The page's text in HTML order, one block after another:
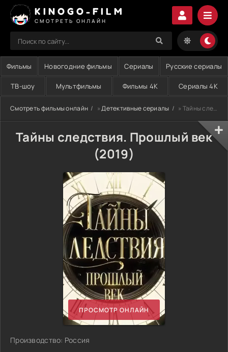
KINOGO-FILM
СМОТРЕТЬ ОНЛАЙН
Фильмы Новогодние фильмы Сериалы Русские сериалы
ТВ-шоу Мультфильмы Фильмы 4K Сериалы 4K
Смотреть фильмы онлайн »Детективные сериалы » Тайны следствия. Прошлый век (2019)
Тайны следствия. Прошлый век
(2019)
ПРОСМОТР ОНЛАЙН
Производство: Россия